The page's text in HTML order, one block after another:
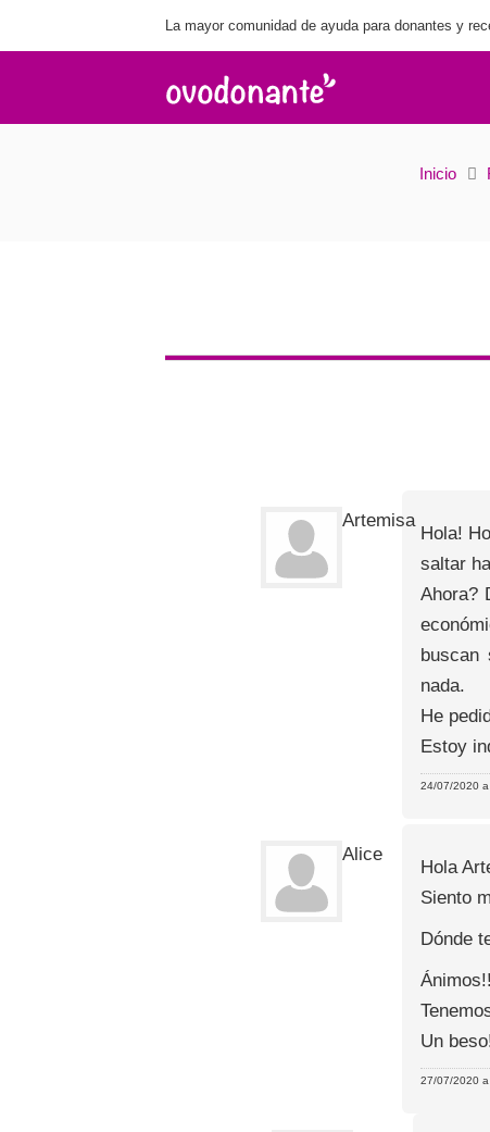
La mayor comunidad de ayuda para donantes y
Inicio
Artemisa
Hola!
saltar
Ahora?
buscan
nada.
He
Estoy
24/07/2020
Alice
Hola
Siento
Dónde
Un
27/07/2020